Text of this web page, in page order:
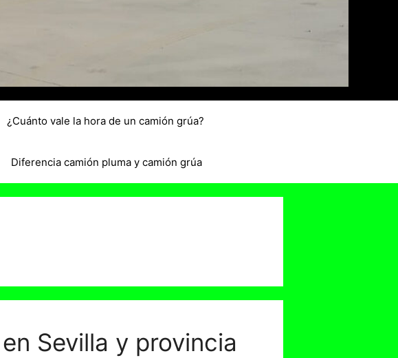
¿Cuánto vale la hora de un camión grúa?
Diferencia camión pluma y camión grúa
Sevilla y provincia